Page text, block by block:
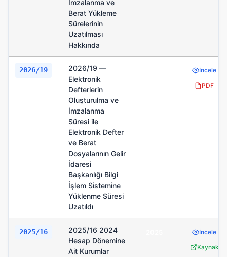
İmzalanma ve
Berat Yükleme
Sürelerinin
Uzatılması
Hakkında
2026/19
2026/19 —
Elektronik
Defterlerin
Oluşturulma ve
İmzalanma
Süresi ile
Elektronik Defter
ve Berat
Dosyalarının Gelir
İdaresi
Başkanlığı Bilgi
İşlem Sistemine
Yüklenme Süresi
Uzatıldı
İncele
PDF
2025/16
2025/16 2024
Hesap Dönemine
Ait Kurumlar
İncele
Kaynak